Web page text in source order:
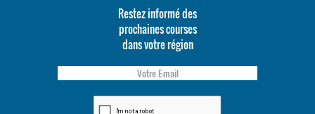
Restez informé des
prochaines courses
dans votre région